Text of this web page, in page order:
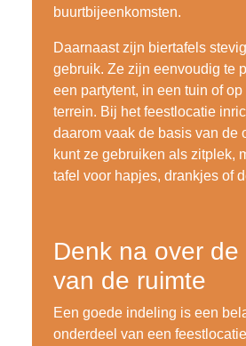
buurtbijeenkomsten.
Daarnaast zijn biertafels
gebruik. Ze zijn eenvoudig te
een partytent, in een tuin of
terrein. Bij het feestlocatie
daarom vaak de basis van de
kunt ze gebruiken als zitplek,
tafel voor hapjes, drankjes of
Denk na over de
van de ruimte
Een goede indeling is een
onderdeel van een